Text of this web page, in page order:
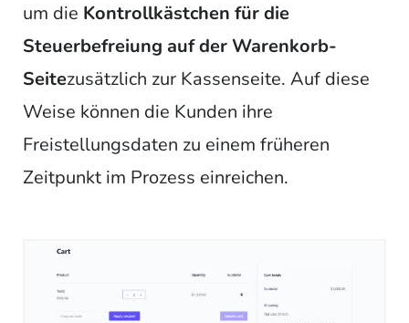
um die Kontrollkästchen für die
Steuerbefreiung auf der Warenkorb-
Seitezusätzlich zur Kassenseite. Auf diese
Weise können die Kunden ihre
Freistellungsdaten zu einem früheren
Zeitpunkt im Prozess einreichen.